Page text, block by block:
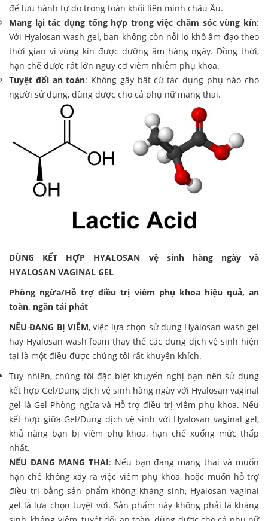
để lưu hành tự do trong toàn khối liên minh châu Âu.
Mang lại tác dụng tổng hợp trong việc chăm sóc vùng kín:
Với Hyalosan wash gel, bạn không còn nỗi lo khô âm đạo theo
thời gian vì vùng kín được dưỡng ẩm hàng ngày. Đồng thời,
hạn chế được rất lớn nguy cơ viêm nhiễm phụ khoa.
Tuyệt đối an toàn: Không gây bất cứ tác dụng phụ nào cho
người sử dụng, dùng được cho cả phụ nữ mang thai.
DÙNG KẾT HỢP HYALOSAN vệ sinh hàng ngày và
HYALOSAN VAGINAL GEL
Phòng ngừa/Hỗ trợ điều trị viêm phụ khoa hiệu quả, an
toàn, ngăn tái phát
NẾU ĐANG BỊ VIÊM, việc lựa chọn sử dụng Hyalosan wash gel
hay Hyalosan wash foam thay thế các dung dịch vệ sinh hiện
tại là một điều được chúng tôi rất khuyến khích.
Tuy nhiên, chúng tôi đặc biệt khuyến nghị bạn nên sử dụng
kết hợp Gel/Dung dịch vệ sinh hàng ngày với Hyalosan vaginal
gel là Gel Phòng ngừa và Hỗ trợ điều trị viêm phụ khoa. Nếu
kết hợp giữa Gel/Dung dịch vệ sinh với Hyalosan vaginal gel,
khả năng bạn bị viêm phụ khoa, hạn chế xuống mức thấp
nhất.
NẾU ĐANG MANG THAI: Nếu bạn đang mang thai và muốn
hạn chế không xảy ra việc viêm phụ khoa, hoặc muốn hỗ trợ
điều trị bằng sản phẩm không kháng sinh, Hyalosan vaginal
gel là lựa chọn tuyệt vời. Sản phẩm này không phải là kháng